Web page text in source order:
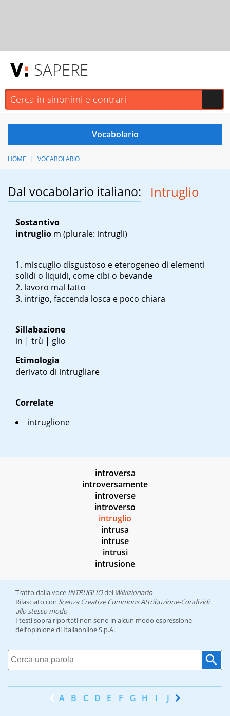
SAPERE
HOME VOCABOLARIO
Dal vocabolario italiano: Intruglio
Sostantivo
intruglio m (plurale: intrugli)
miscuglio disgustoso e eterogeneo di elementi
solidi o liquidi, come cibi o bevande
lavoro mal fatto
intrigo, faccenda losca e poco chiara
Sillabazione
in | trù | glio
Etimologia
derivato di intrugliare
Correlate
intruglione
introversa
introversamente
introverse
introverso
intruglio
intrusa
intruse
intrusi
intrusione
Tratto dalla voce INTRUGLIOdel Wikizionario
Rilasciato con licenza Creative Commons Attribuzione-Condividi
allo stesso modo
I testi sopra riportati non sono in alcun modo espressione
dell’opinione di Italiaonline S.p.A.
A B C D E F G H I J K